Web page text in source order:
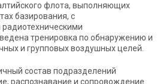
флота, выполняющих
базирования, с
тренировка по обнаружению и
и групповых воздушных целей.
состав подразделений
распознавание и сопровождение